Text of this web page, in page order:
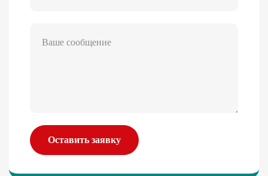
Оставить заявку